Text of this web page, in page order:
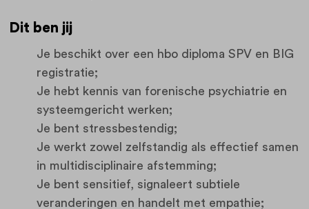
Dit ben jij
Je beschikt over een hbo diploma SPV en BIG
registratie;
Je hebt kennis van forenische psychiatrie en
systeemgericht werken;
Je bent stressbestendig;
Je werkt zowel zelfstandig als effectief samen
in multidisciplinaire afstemming;
Je bent sensitief, signaleert subtiele
veranderingen en handelt met empathie;